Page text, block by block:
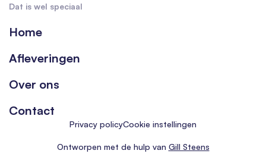
Dat is wel speciaal
Home
Afleveringen
Over ons
Contact
Privacy policyCookie instellingen
Ontworpen met de hulp van Gill Steens